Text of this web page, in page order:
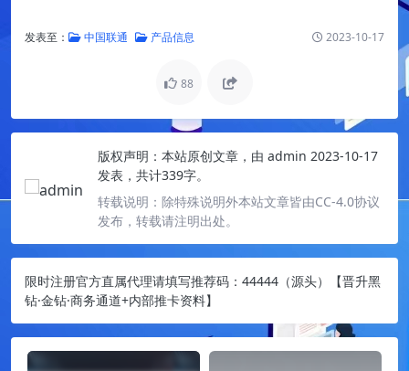
发表至： 中国联通 产品信息 2023-10-17
88
版权声明： 本站原创文章，由 admin 2023-10-17
发表，共计339字。
转载说明： 除特殊说明外本站文章皆由CC-4.0协议
发布，转载请注明出处。
限时注册官方直属代理请填写推荐码：44444（源头）【晋升黑
钻·金钻·商务通道+内部推卡资料】